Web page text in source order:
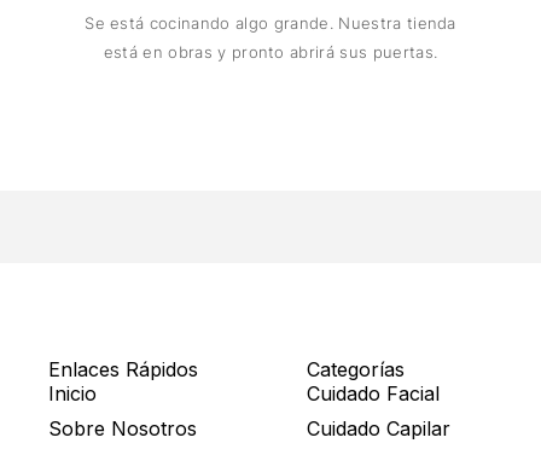
Se está cocinando algo grande. Nuestra tienda
está en obras y pronto abrirá sus puertas.
Enlaces Rápidos
Inicio
Sobre Nosotros
Categorías
Cuidado Facial
Cuidado Capilar